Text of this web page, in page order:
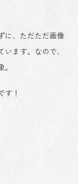
に、ただただ画像
ます。なので、
！